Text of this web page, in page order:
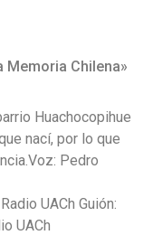
Memoria Chilena»
Huachocopihue
nací, por lo que
Pedro
UACh Guión:
UACh